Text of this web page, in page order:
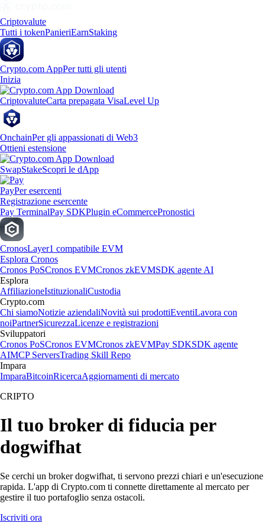
Criptovalute
Tutti i tokenPanieriEarnStaking
Crypto.com AppPer tutti gli utenti
Inizia
CriptovaluteCarta prepagata VisaLevel Up
OnchainPer gli appassionati di Web3
Ottieni estensione
SwapStakeScopri le dApp
PayPer esercenti
Registrazione esercente
Pay TerminalPay SDKPlugin eCommercePronostici
CronosLayer1 compatibile EVM
Esplora Cronos
Cronos PoSCronos EVMCronos zkEVMSDK agente AI
Esplora
AffiliazioneIstituzionaliCustodia
Crypto.com
Chi siamoNotizie aziendaliNovità sui prodottiEventiLavora con
noiPartnerSicurezzaLicenze e registrazioni
Sviluppatori
Cronos PoSCronos EVMCronos zkEVMPay SDKSDK agente
AIMCP ServersTrading Skill Repo
Impara
ImparaBitcoinRicercaAggiornamenti di mercato
CRIPTO
Il tuo broker di fiducia per
dogwifhat
Se cerchi un broker dogwifhat, ti servono prezzi chiari e un'esecuzione
rapida. L'app di Crypto.com ti connette direttamente al mercato per
gestire il tuo portafoglio senza ostacoli.
Iscriviti ora